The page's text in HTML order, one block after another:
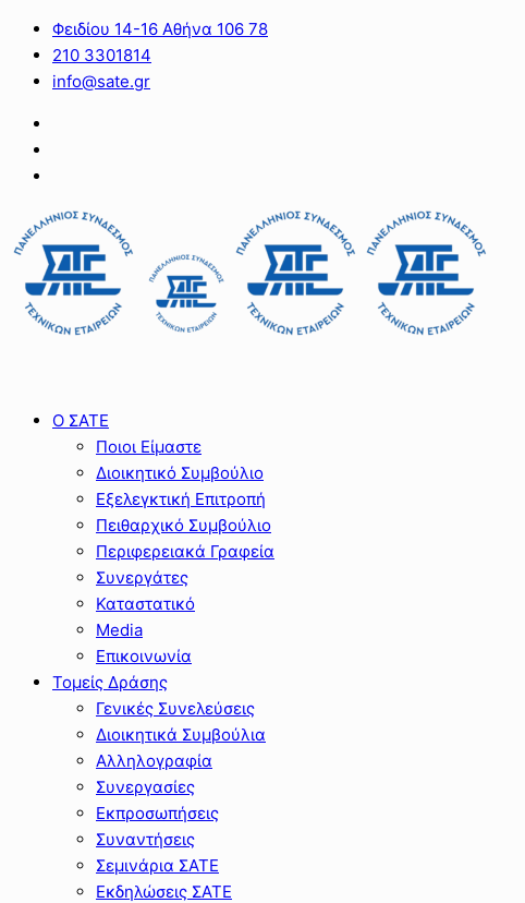
Φειδίου 14-16 Αθήνα 106 78
210 3301814
info@sate.gr
Ο ΣΑΤΕ
Ποιοι Είμαστε
Διοικητικό Συμβούλιο
Εξελεγκτική Επιτροπή
Πειθαρχικό Συμβούλιο
Περιφερειακά Γραφεία
Συνεργάτες
Καταστατικό
Media
Επικοινωνία
Τομείς Δράσης
Γενικές Συνελεύσεις
Διοικητικά Συμβούλια
Αλληλογραφία
Συνεργασίες
Εκπροσωπήσεις
Συναντήσεις
Σεμινάρια ΣΑΤΕ
Εκδηλώσεις ΣΑΤΕ